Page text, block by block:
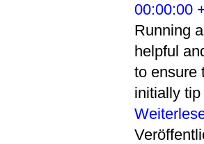
00:00:00
Running
helpful
to ensure
initially